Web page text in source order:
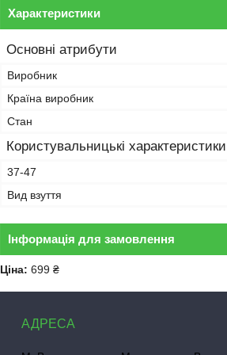
Характеристики
Основні атрибути
Виробник
Країна виробник
Стан
Користувальницькі характеристики
37-47
Вид взуття
Інформація для замовлення
Ціна: 699 ₴